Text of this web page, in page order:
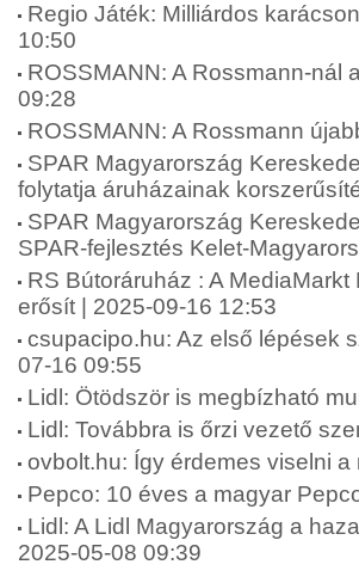
Regio Játék: Milliárdos
10:50
ROSSMANN: A Rossmann-nál
09:28
ROSSMANN: A Rossmann
SPAR Magyarország
folytatja áruházainak
SPAR Magyarország
SPAR-fejlesztés Kelet-
RS Bútoráruház : A
erősít | 2025-09-16 12:53
csupacipo.hu: Az első lépések
07-16 09:55
Lidl: Ötödször is megbízható
Lidl: Továbbra is őrzi vezető
ovbolt.hu: Így érdemes viselni
Pepco: 10 éves a magyar
Lidl: A Lidl Magyarország a
2025-05-08 09:39